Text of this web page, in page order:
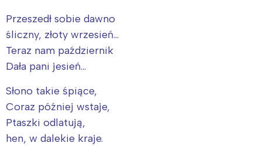
Przeszedł sobie dawno
śliczny, złoty wrzesień…
Teraz nam październik
Dała pani jesień…
Słono takie śpiące,
Coraz później wstaje,
Ptaszki odlatują,
hen, w dalekie kraje.